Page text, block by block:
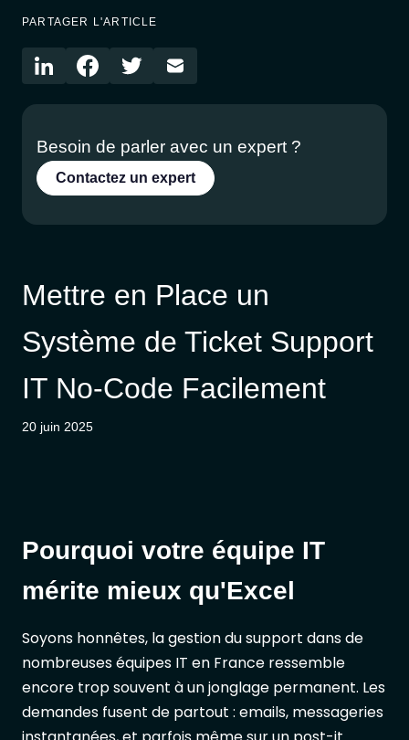
PARTAGER L'ARTICLE
Besoin de parler avec un expert ?
Contactez un expert
Mettre en Place un
Système de Ticket Support
IT No-Code Facilement
20 juin 2025
Pourquoi votre équipe IT
mérite mieux qu'Excel
Soyons honnêtes, la gestion du support dans de
nombreuses équipes IT en France ressemble
encore trop souvent à un jonglage permanent. Les
demandes fusent de partout : emails, messageries